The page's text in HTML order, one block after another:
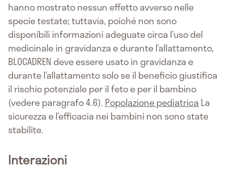
hanno mostrato nessun effetto avverso nelle
specie testate; tuttavia, poiché non sono
disponibili informazioni adeguate circa l’uso del
medicinale in gravidanza e durante l’allattamento,
BLOCADREN deve essere usato in gravidanza e
durante l’allattamento solo se il beneficio giustifica
il rischio potenziale per il feto e per il bambino
(vedere paragrafo 4.6). Popolazione pediatrica La
sicurezza e l’efficacia nei bambini non sono state
stabilite.
Interazioni